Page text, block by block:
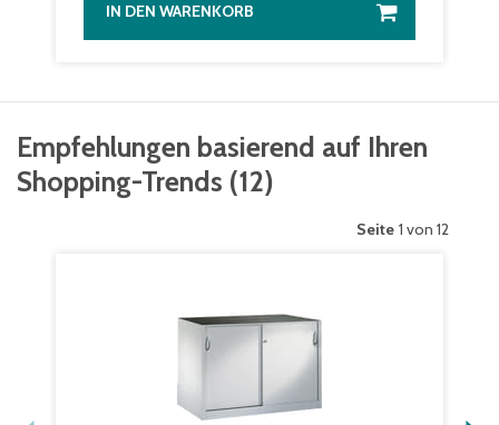
IN DEN WARENKORB
Empfehlungen basierend auf Ihren
Shopping-Trends (12)
Seite 1 von 12